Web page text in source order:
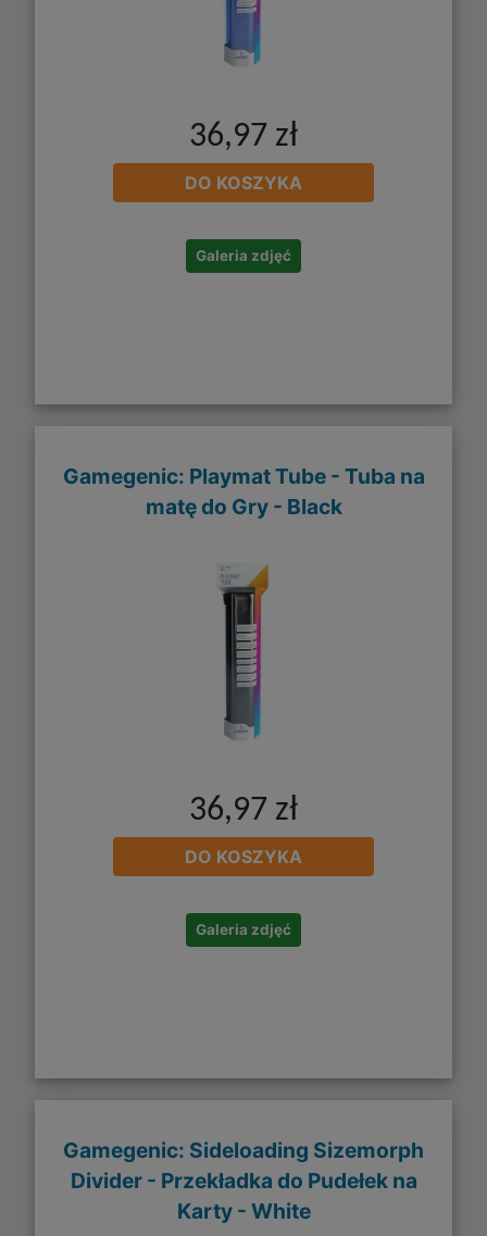
36,97 zł
DO KOSZYKA
Galeria zdjęć
Gamegenic: Playmat Tube - Tuba na
matę do Gry - Black
36,97 zł
DO KOSZYKA
Galeria zdjęć
Gamegenic: Sideloading Sizemorph
Divider - Przekładka do Pudełek na
Karty - White